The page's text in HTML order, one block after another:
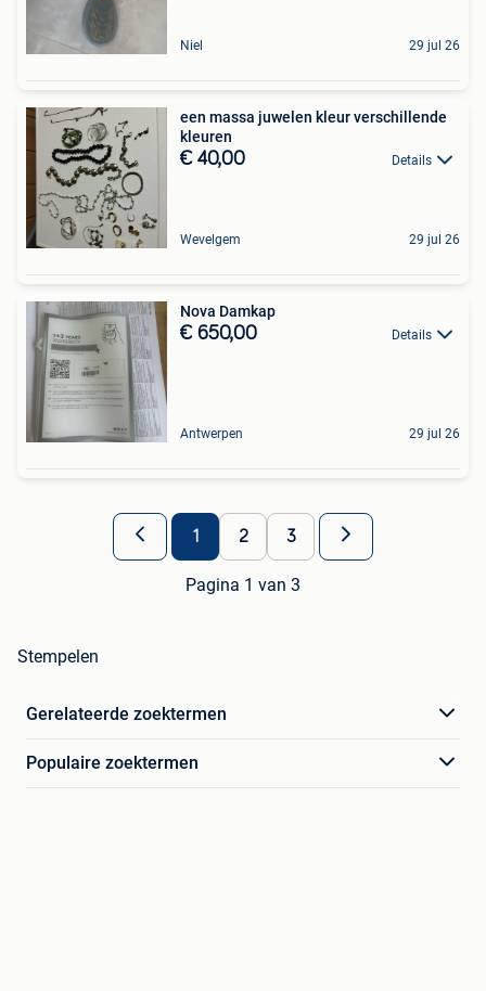
Niel 29 jul 26
een massa juwelen kleur verschillende
kleuren
€ 40,00 Details
Wevelgem 29 jul 26
Nova Damkap
€ 650,00 Details
Antwerpen 29 jul 26
1 2 3
Pagina 1 van 3
Stempelen
Gerelateerde zoektermen
Populaire zoektermen